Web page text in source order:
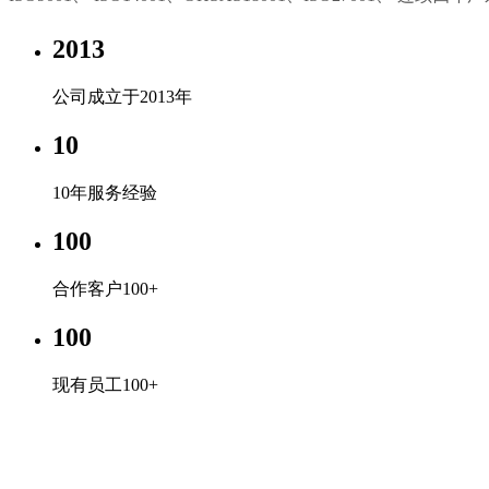
2013
公司成立于2013年
10
10年服务经验
100
合作客户100+
100
现有员工100+